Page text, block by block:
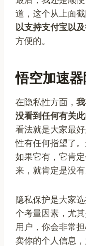
道，这个从上面
以支持支付宝以
方便的。
悟空加速
在隐私性方面，
没看到任何有关
看法就是大家最
性有任何指望了
如果它有，它肯
来，就肯定是没有
隐私保护是大家
个考量因素，尤
用户，你会非常
卖你的个人信息